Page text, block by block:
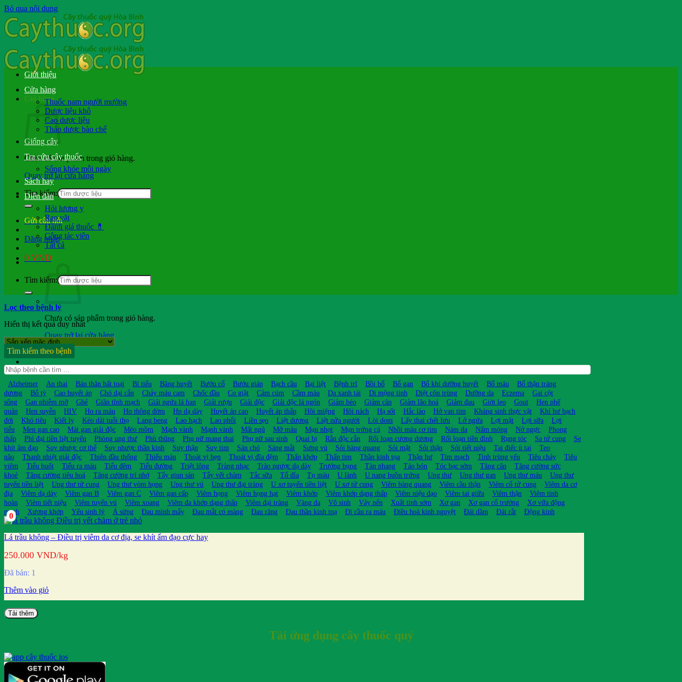
Bỏ qua nội dung
Giỏ hàng
Chưa có sản phẩm trong giỏ hàng.
Quay trở lại cửa hàng
Tìm kiếm:
Gửi câu hỏi
Đăng nhập
0 VND
Chưa có sản phẩm trong giỏ hàng.
Quay trở lại cửa hàng
Hỏi b.sĩ
Giới thiệu
Cửa hàng
Thuốc nam người mường
Dược liệu khô
Cao dược liệu
Thảo dược bào chế
Giống cây
Tra cứu cây thuốc
Sống khỏe mỗi ngày
Sách hay
Diễn đàn
Hỏi lương y
Rao vặt
Đánh giá thuốc 💊
Cộng tác viên
Tất cả
Tìm kiếm:
Lọc theo bệnh lý
Hiển thị kết quả duy nhất
Tìm kiếm theo bệnh
Alzheimer An thai Bán thân bất toại Bí tiểu Băng huyết Bướu cổ Bướu giáp Bạch cầu Bại liệt Bệnh trĩ Bồi bổ Bổ gan Bổ khí dưỡng huyết Bổ máu
Bổ thận tráng
dương
Bổ tỳ Cao huyết áp Chó dại cắn Chảy máu cam Chốc đầu Co giật Cảm cúm Cầm máu Da xanh tái Di mộng tinh Diệt côn trùng Dưỡng da Eczema
Gai cột
sống
Gan nhiễm mỡ Ghẻ Giãn tĩnh mạch Giải ngứa lá han Giải rượu Giải độc Giải độc lá ngón Giảm béo Giảm cân Giảm lão hoá Giảm đau Giời leo Gout
Hen phế
quản
Hen suyễn HIV Ho ra máu Ho thông đờm Hp dạ dày Huyết áp cao Huyết áp thấp Hôi miệng Hôi nách Hạ sốt Hắc lào Hở van tim Kháng sinh thực vật
Khí hư bạch
đới
Khó tiêu Kiết lỵ Kéo dài tuổi thọ Lang beng Lao hạch Lao phổi Liền sẹo Liệt dương Liệt nửa người Lòi dom Lấy thai chết lưu Lở ngứa Lợi mật Lợi sữa
Lợi
tiểu
Men gan cao Mát gan giải độc Méo mồm Mạch vành Mạnh vành Mất ngủ Mỡ máu Mụn nhọt Mụn trứng cá Nhồi máu cơ tim Nám da Nấm móng Nở ngực
Phong
thấp
Phì đại tiền liệt tuyến Phòng ung thư Phù thũng Phụ nữ mang thai Phụ nữ sau sinh Quai bị Rắn độc cắn Rối loạn cương dương Rối loạn tiền đình Rụng tóc Sa tử cung
Se
khít âm đạo
Suy nhược cơ thể Suy nhược thần kinh Suy thận Suy tim Sán chó Sáng mắt Sưng vú Sỏi bàng quang Sỏi mật Sỏi thận Sỏi tiết niệu Tai điếc ù tai
Teo
não
Thanh nhiệt giải độc Thiên đầu thống Thiếu máu Thoát vị bẹn Thoát vị đĩa đệm Thấp khớp Thấp tim Thần kinh tọa Thận hư Tim mạch Tinh trùng yếu Tiêu chảy
Tiêu
viêm
Tiểu buốt Tiểu ra máu Tiểu đêm Tiểu đường Triệt lông Tràng nhạc Trào ngược dạ dày Trướng bụng Tàn nhang Táo bón Tóc bạc sớm Tăng cân
Tăng cường sức
khoẻ
Tăng cường tiêu hoá Tăng cường trí nhớ Tẩy giun sán Tẩy vết chàm Tắc sữa Tổ đỉa Tụ máu U lành U nang buồn trứng Ung thư Ung thư gan Ung thư máu
Ung thư
tuyến tiền liệt
Ung thư tử cung Ung thư vòm họng Ung thư vú Ung thư đại tràng U xơ tuyến tiền liệt U xơ tử cung Viêm bàng quang Viêm cầu thận Viêm cổ tử cung
Viêm da cơ
địa
Viêm dạ dày Viêm gan B Viêm gan C Viêm gan cấp Viêm họng Viêm họng hạt Viêm khớp Viêm khớp dạng thấp Viêm niệu đạo Viêm tai giữa Viêm thận
Viêm tinh
hoàn
Viêm tiết niệu Viêm tuyến vú Viêm xoang Viêm đa khớp dạng thấp Viêm đại tràng Vàng da Vô sinh Vảy nến Xuất tinh sớm Xơ gan Xơ gan cổ trướng
Xơ vữa động
mạch
Xương khớp Yếu sinh lý Á sừng Đau mình mẩy Đau mắt có màng Đau răng Đau thần kinh toạ Đi cầu ra máu Điều hoà kinh nguyệt Đái dầm Đái rắt Động kinh
0
Lá trầu không – Điều trị viêm da cơ địa, se khít ấm đạo cực hay
250.000 VND/kg
Đã bán: 1
Thêm vào giỏ
Tải thêm
Tải ứng dụng cây thuốc quý